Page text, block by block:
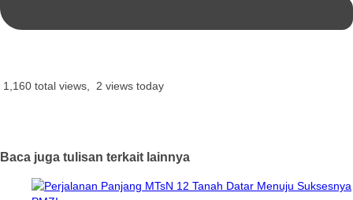
1,160 total views, 2 views today
Baca juga tulisan terkait lainnya